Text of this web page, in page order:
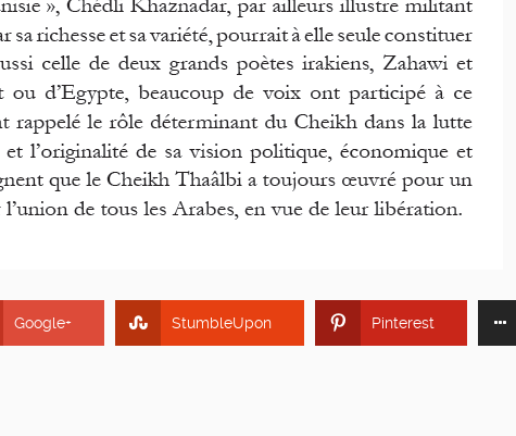
Google+ StumbleUpon Pinterest